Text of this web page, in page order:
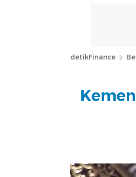
detikFinance